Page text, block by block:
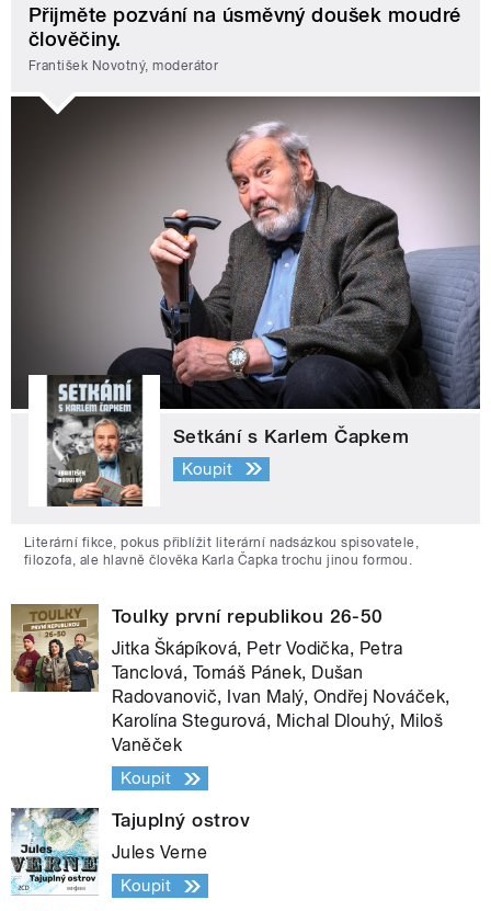
Přijměte pozvání na úsměvný doušek moudré
člověčiny.
František Novotný, moderátor
Setkání s Karlem Čapkem
Koupit
Literární fikce, pokus přiblížit literární nadsázkou spisovatele,
filozofa, ale hlavně člověka Karla Čapka trochu jinou formou.
Toulky první republikou 26-50
Jitka Škápíková, Petr Vodička, Petra
Tanclová, Tomáš Pánek, Dušan
Radovanovič, Ivan Malý, Ondřej Nováček,
Karolína Stegurová, Michal Dlouhý, Miloš
Vaněček
Koupit
Tajuplný ostrov
Jules Verne
Koupit